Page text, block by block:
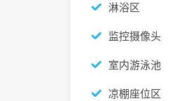
淋浴区
监控摄像头
室内游泳池
凉棚座位区